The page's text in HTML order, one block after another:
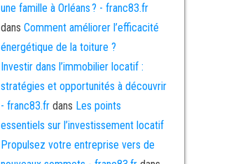
une famille à Orléans ? - franc83.fr
dans Comment améliorer l’efficacité
énergétique de la toiture ?
Investir dans l’immobilier locatif :
stratégies et opportunités à découvrir
- franc83.frdans Les points
essentiels sur l’investissement locatif
Propulsez votre entreprise vers de